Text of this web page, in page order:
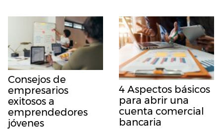
Consejos de
empresarios
exitosos a
emprendedores
jóvenes
4 Aspectos básicos
para abrir una
cuenta comercial
bancaria